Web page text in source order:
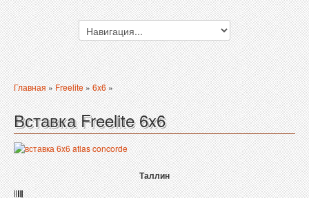
Главная»Freelite»6x6»
Вставка Freelite 6x6
Таллин